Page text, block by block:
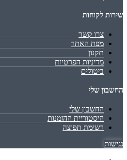
שירות לקוחות
צרו קשר
מפת האתר
תקנון
מדיניות הפרטיות
ביטולים
החשבון שלי
החשבון שלי
היסטוריית ההזמנות
רשימת תפוצה
נגישות